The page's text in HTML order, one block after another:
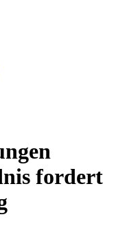
fordert